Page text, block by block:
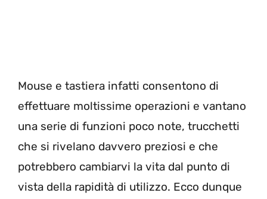
Mouse e tastiera infatti consentono di
effettuare moltissime operazioni e vantano
una serie di funzioni poco note, trucchetti
che si rivelano davvero preziosi e che
potrebbero cambiarvi la vita dal punto di
vista della rapidità di utilizzo. Ecco dunque